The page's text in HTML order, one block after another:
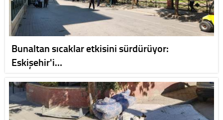
Bunaltan sıcaklar etkisini sürdürüyor:
Eskişehir'i…